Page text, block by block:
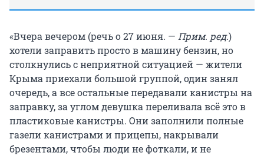
«Вчера вечером (речь о 27 июня. — Прим. ред.)
хотели заправить просто в машину бензин, но
столкнулись с неприятной ситуацией — жители
Крыма приехали большой группой, один занял
очередь, а все остальные передавали канистры на
заправку, за углом девушка переливала всё это в
пластиковые канистры. Они заполнили полные
газели канистрами и прицепы, накрывали
брезентами, чтобы люди не фоткали, и не